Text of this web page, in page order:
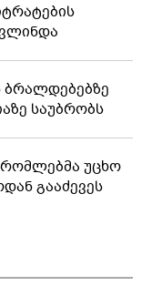
ბრალდებებზე
საუბრობს
უცხო
გააძევეს